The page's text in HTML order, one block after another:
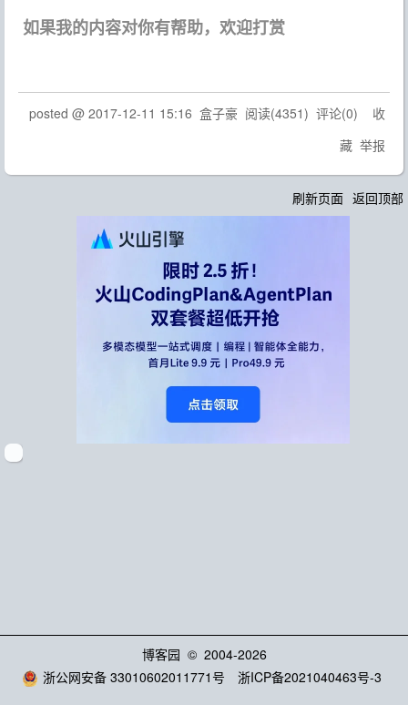
如果我的内容对你有帮助，欢迎打赏
posted @ 2017-12-11 15:16 盒子豪 阅读(4351) 评论(0) 收
藏 举报
刷新页面 返回顶部
博客园 © 2004-2026
浙公网安备 33010602011771号
浙ICP备2021040463号-3